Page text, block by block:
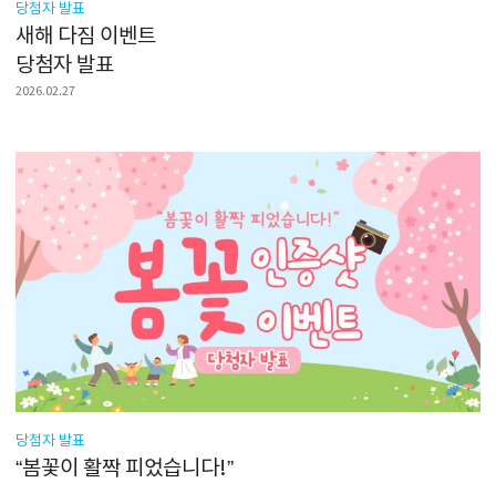
당첨자 발표
새해 다짐 이벤트
당첨자 발표
2026.02.27
당첨자 발표
“봄꽃이 활짝 피었습니다!”